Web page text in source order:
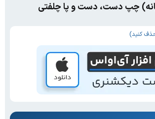
چپ دست، دست و پا چلفتی
کنید)